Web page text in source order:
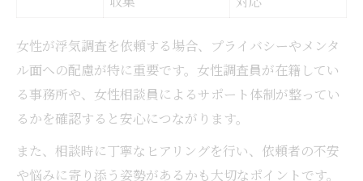
女性が浮気調査を依頼する場合、プライバシーやメンタ
ル面への配慮が特に重要です。女性調査員が在籍してい
る事務所や、女性相談員によるサポート体制が整ってい
るかを確認すると安心につながります。
また、相談時に丁寧なヒアリングを行い、依頼者の不安
や悩みに寄り添う姿勢があるかも大切なポイントです。